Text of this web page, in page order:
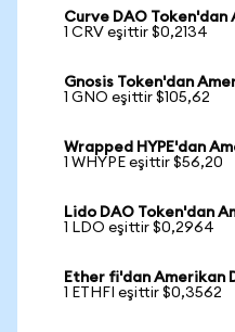
Curve DAO Token'dan
1 CRV eşittir $0,2134
Gnosis Token'dan
1 GNO eşittir $105,62
Wrapped HYPE'dan
1 WHYPE eşittir $56,20
Lido DAO Token'dan
1 LDO eşittir $0,2964
Ether fi'dan Amerikan
1 ETHFI eşittir $0,3562